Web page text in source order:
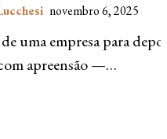
novembro 6, 2025
uma empresa para
apreensão —…